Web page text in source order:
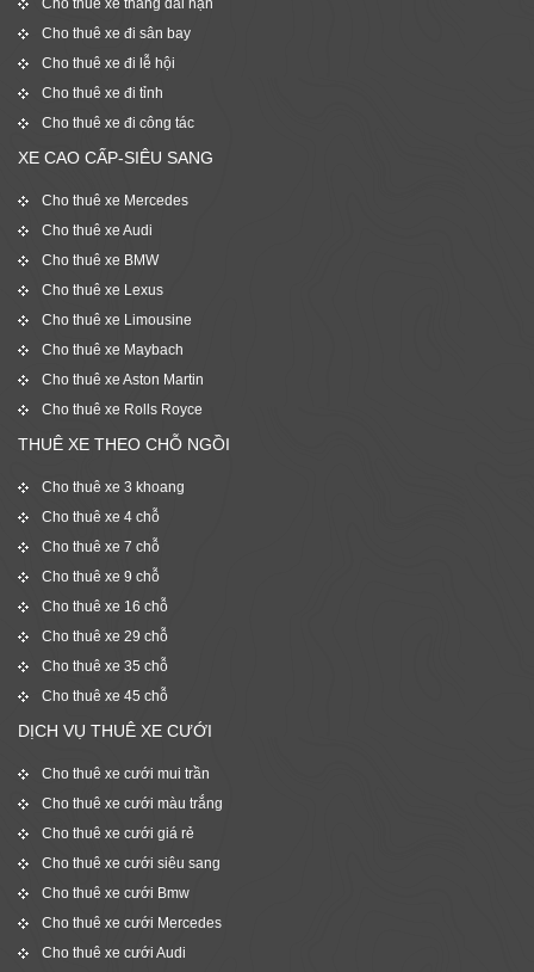
Cho thuê xe đi sân bay
Cho thuê xe đi lễ hội
Cho thuê xe đi tỉnh
Cho thuê xe đi công tác
XE CAO CẤP-SIÊU SANG
Cho thuê xe Mercedes
Cho thuê xe Audi
Cho thuê xe BMW
Cho thuê xe Lexus
Cho thuê xe Limousine
Cho thuê xe Maybach
Cho thuê xe Aston Martin
Cho thuê xe Rolls Royce
THUÊ XE THEO CHỖ NGỒI
Cho thuê xe 3 khoang
Cho thuê xe 4 chỗ
Cho thuê xe 7 chỗ
Cho thuê xe 9 chỗ
Cho thuê xe 16 chỗ
Cho thuê xe 29 chỗ
Cho thuê xe 35 chỗ
Cho thuê xe 45 chỗ
DỊCH VỤ THUÊ XE CƯỚI
Cho thuê xe cưới mui trần
Cho thuê xe cưới màu trắng
Cho thuê xe cưới giá rẻ
Cho thuê xe cưới siêu sang
Cho thuê xe cưới Bmw
Cho thuê xe cưới Mercedes
Cho thuê xe cưới Audi